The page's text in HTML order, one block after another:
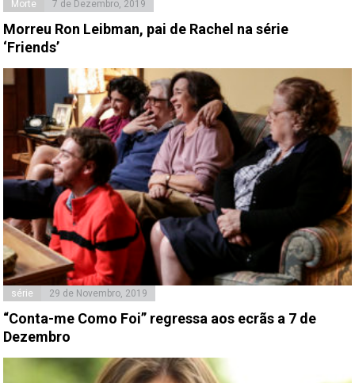
Morte 7 de Dezembro, 2019
Morreu Ron Leibman, pai de Rachel na série
‘Friends’
série 29 de Novembro, 2019
“Conta-me Como Foi” regressa aos ecrãs a 7 de
Dezembro